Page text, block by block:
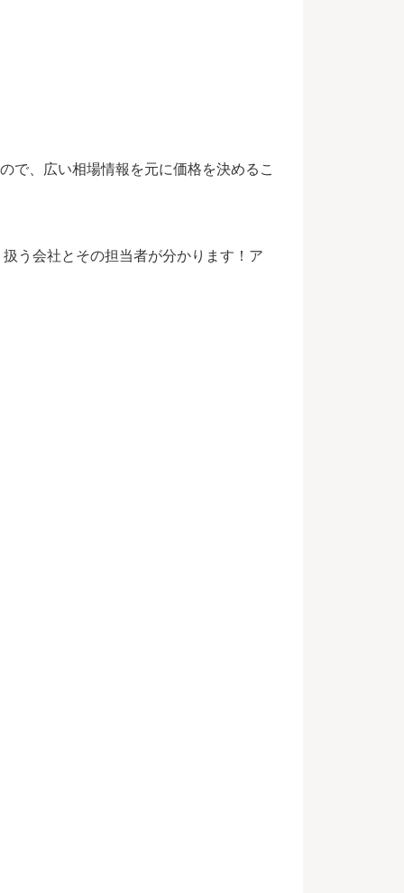
で、広い相場情報を元に価格を決めるこ
う会社とその担当者が分かります！ア